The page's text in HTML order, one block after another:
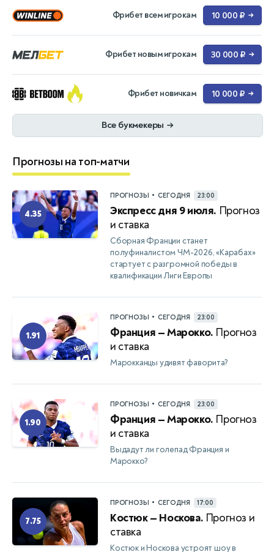
Фрибет всем игрокам 10 000 ₽ →
Фрибет новым игрокам 30 000 ₽ →
Фрибет новичкам 10 000 ₽ →
Все букмекеры →
Прогнозы на топ-матчи
4.35
ПРОГНОЗЫ • СЕГОДНЯ 23:00
Экспресс дня 9 июля. Прогноз
и ставка
Сборная Франции станет
полуфиналистом ЧМ-2026, «Карабах»
стартует с разгромной победы в
квалификации Лиги Европы
1.91
ПРОГНОЗЫ • СЕГОДНЯ 23:00
Франция — Марокко. Прогноз
и ставка
Марокканцы удивят фаворита?
1.90
ПРОГНОЗЫ • СЕГОДНЯ 23:00
Франция — Марокко. Прогноз
и ставка
Выдадут ли голепад Франция и
Марокко?
7.75
ПРОГНОЗЫ • СЕГОДНЯ 17:00
Костюк — Носкова. Прогноз и
ставка
Костюк и Носкова устроят шоу в